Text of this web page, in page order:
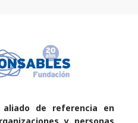
aliado de referencia en